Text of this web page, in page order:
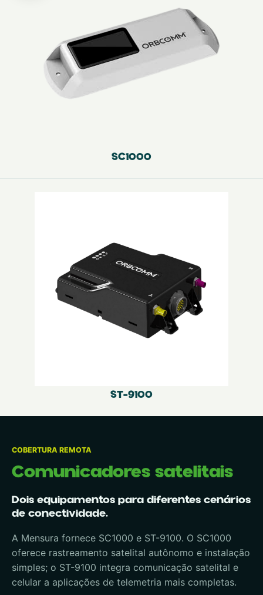
SC1000
ST-9100
COBERTURA REMOTA
Comunicadores satelitais
Dois equipamentos para diferentes cenários
de conectividade.
A Mensura fornece SC1000 e ST-9100. O SC1000
oferece rastreamento satelital autônomo e instalação
simples; o ST-9100 integra comunicação satelital e
celular a aplicações de telemetria mais completas.